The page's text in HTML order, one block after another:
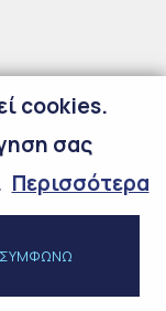
cookies.
σας
Περισσότερα